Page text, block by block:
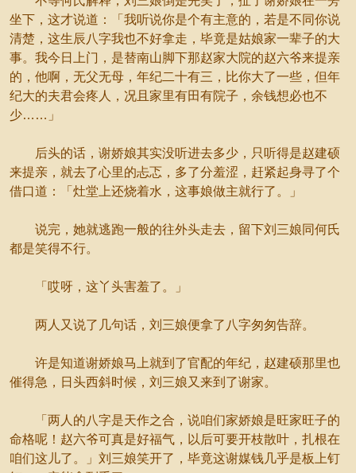
坐下，这才说道：「我听说你是个有主意的，若是不同你说
清楚，这生辰八字我也不好拿走，毕竟是姑娘家一辈子的大
事。我今日上门，是替南山脚下那赵家大院的赵六爷来提亲
的，他啊，无父无母，年纪二十有三，比你大了一些，但年
纪大的夫君会疼人，况且家里有田有院子，余钱想必也不
少……」
后头的话，谢娇娘其实没听进去多少，只听得是赵建硕
来提亲，就去了心里的忐忑，多了分羞涩，赶紧起身寻了个
借口道：「灶堂上还烧着水，这事娘做主就行了。」
说完，她就逃跑一般的往外头走去，留下刘三娘同何氏
都是笑得不行。
「哎呀，这丫头害羞了。」
两人又说了几句话，刘三娘便拿了八字匆匆告辞。
许是知道谢娇娘马上就到了官配的年纪，赵建硕那里也
催得急，日头西斜时候，刘三娘又来到了谢家。
「两人的八字是天作之合，说咱们家娇娘是旺家旺子的
命格呢！赵六爷可真是好福气，以后可要开枝散叶，扎根在
咱们这儿了。」刘三娘笑开了，毕竟这谢媒钱几乎是板上钉